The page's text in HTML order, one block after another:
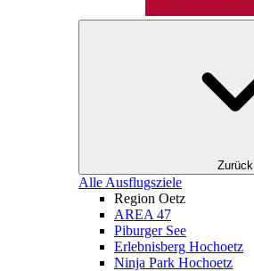
Zurück
Alle Ausflugsziele
Region Oetz
AREA 47
Piburger See
Erlebnisberg Hochoetz
Ninja Park Hochoetz